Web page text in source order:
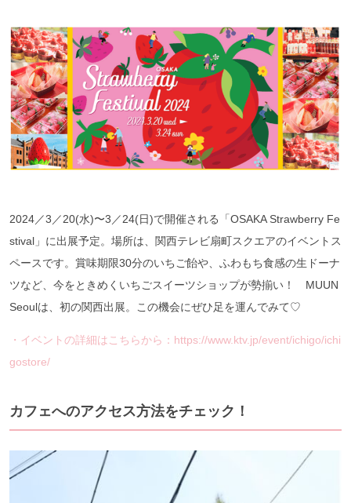
2024／3／20(水)〜3／24(日)で開催される「OSAKA Strawberry Fe
stival」に出展予定。場所は、関西テレビ扇町スクエアのイベントス
ペースです。賞味期限30分のいちご飴や、ふわもち食感の生ドーナ
ツなど、今をときめくいちごスイーツショップが勢揃い！ MUUN
Seoulは、初の関西出展。この機会にぜひ足を運んでみて♡
・イベントの詳細はこちらから：https://www.ktv.jp/event/ichigo/ichi
gostore/
カフェへのアクセス方法をチェック！